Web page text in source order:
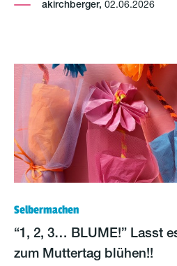
akirchberger, 02.06.2026
Selbermachen
“1, 2, 3… BLUME!” Lasst
zum Muttertag blühen!!